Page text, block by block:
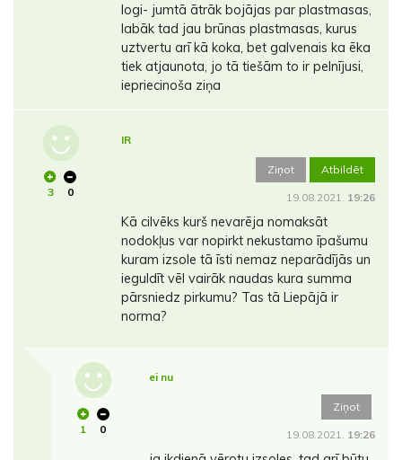
logi- jumtā ātrāk bojājas par plastmasas,
labāk tad jau brūnas plastmasas, kurus
uztvertu arī kā koka, bet galvenais ka ēka
tiek atjaunota, jo tā tiešām to ir pelnījusi,
iepriecinoša ziņa
3 0
IR
Ziņot Atbildēt
19.08.2021. 19:26
Kā cilvēks kurš nevarēja nomaksāt
nodokļus var nopirkt nekustamo īpašumu
kuram izsole tā īsti nemaz neparādījās un
ieguldīt vēl vairāk naudas kura summa
pārsniedz pirkumu? Tas tā Liepājā ir
norma?
1 0
ei nu
Ziņot
19.08.2021. 19:26